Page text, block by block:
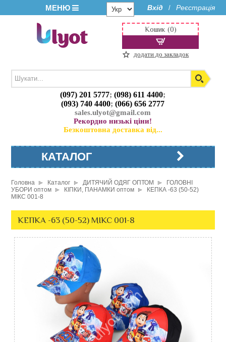
МЕНЮ Вхід / Реєстрація
(097) 201 5777;(098) 611 4400;
(093) 740 4400;(066) 656 2777
sales.ulyot@gmail.com
Рекордно низькі ціни!
Безкоштовна доставка від...
Кошик (0)
додати до закладок
КАТАЛОГ
Головна Каталог ДИТЯЧИЙ ОДЯГ ОПТОМ
ГОЛОВНІ
УБОРИ оптом
КІПКИ, ПАНАМКИ оптом
КЕПКА -63 (50-52)
МІКС 001-8
КЕПКА -63 (50-52) МІКС 001-8